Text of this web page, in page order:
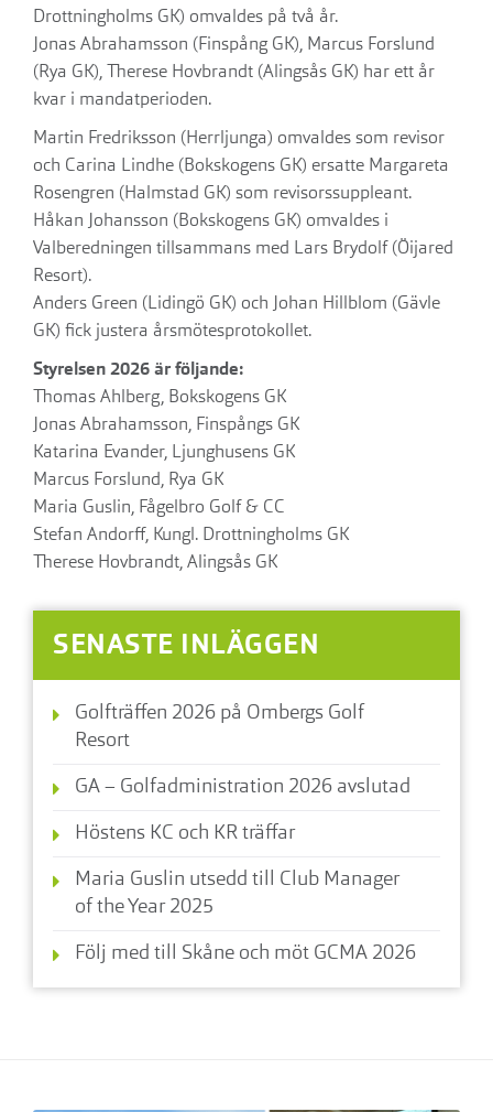
Drottningholms GK) omvaldes på två år.
Jonas Abrahamsson (Finspång GK), Marcus Forslund
(Rya GK), Therese Hovbrandt (Alingsås GK) har ett år
kvar i mandatperioden.
Martin Fredriksson (Herrljunga) omvaldes som revisor
och Carina Lindhe (Bokskogens GK) ersatte Margareta
Rosengren (Halmstad GK) som revisorssuppleant.
Håkan Johansson (Bokskogens GK) omvaldes i
Valberedningen tillsammans med Lars Brydolf (Öijared
Resort).
Anders Green (Lidingö GK) och Johan Hillblom (Gävle
GK) fick justera årsmötesprotokollet.
Styrelsen 2026 är följande:
Thomas Ahlberg, Bokskogens GK
Jonas Abrahamsson, Finspångs GK
Katarina Evander, Ljunghusens GK
Marcus Forslund, Rya GK
Maria Guslin, Fågelbro Golf & CC
Stefan Andorff, Kungl. Drottningholms GK
Therese Hovbrandt, Alingsås GK
SENASTE INLÄGGEN
Golfträffen 2026 på Ombergs Golf
Resort
GA – Golfadministration 2026 avslutad
Höstens KC och KR träffar
Maria Guslin utsedd till Club Manager
of the Year 2025
Följ med till Skåne och möt GCMA 2026